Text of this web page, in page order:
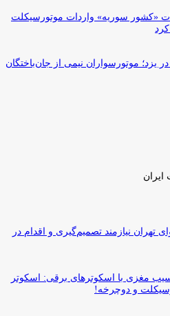
«کشور سوریه» واردات موتورسیکلت
موتورسواران نیمی از جان‌باختگان
تهران نیازمند تصمیم‌گیری و اقدام در
مغزی با اسکوترهای برقی: اسکوتر
و دوچرخه!